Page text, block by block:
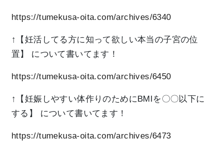
https://tumekusa-oita.com/archives/6340
↑【妊活してる方に知って欲しい本当の子宮の位
置】
について書いてます！
https://tumekusa-oita.com/archives/6450
↑【妊娠しやすい体作りのためにBMIを〇〇以下に
する】
について書いてます！
https://tumekusa-oita.com/archives/6473